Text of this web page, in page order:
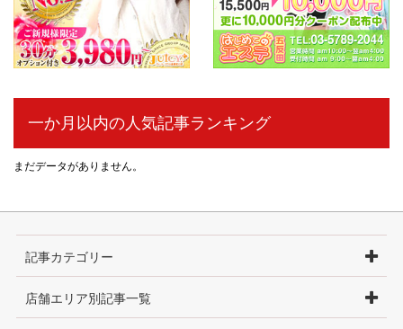
一か月以内の人気記事ランキング
まだデータがありません。
記事カテゴリー
店舗エリア別記事一覧